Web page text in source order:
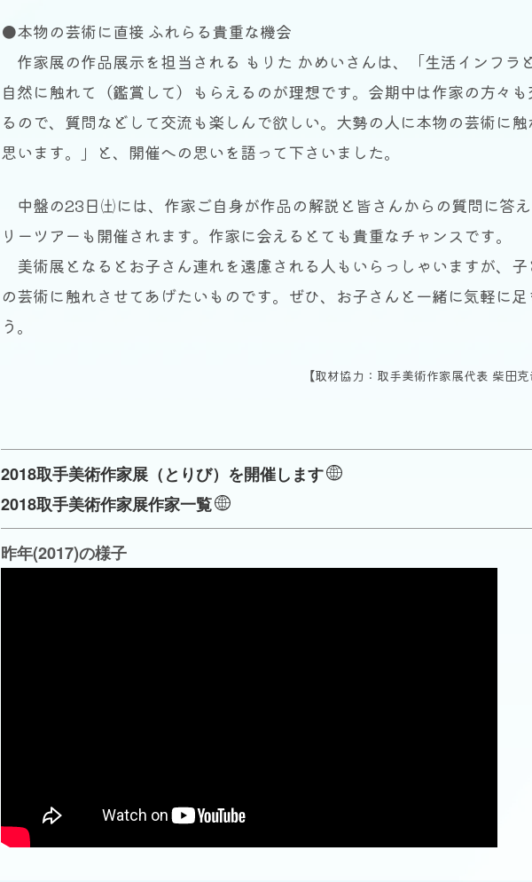
●本物の芸術に直接 ふれらる貴重な機会
作家展の作品展示を担当される もりた かめいさんは、「生活インフラ
自然に触れて（鑑賞して）もらえるのが理想です。会期中は作家の方々
るので、質問などして交流も楽しんで欲しい。大勢の人に本物の芸術に
思います。」と、開催への思いを語って下さいました。
中盤の23日㈯には、作家ご自身が作品の解説と皆さんからの質問に答
リーツアーも開催されます。作家に会えるとても貴重なチャンスです。
美術展となるとお子さん連れを遠慮される人もいらっしゃいますが、
の芸術に触れさせてあげたいものです。ぜひ、お子さんと一緒に気軽に
う。
【取材協力：取手美術作家展代表 柴田
2018取手美術作家展（とりび）を開催します
2018取手美術作家展作家一覧
昨年(2017)の様子